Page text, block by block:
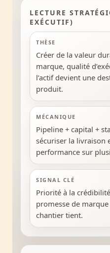
LECTURE
EXÉCUTIF)
THÈSE
Créer de la valeur
marque, qualité
l’actif devient une
produit.
MÉCANIQUE
Pipeline + capital +
sécuriser la livraison
performance sur
SIGNAL CLÉ
Priorité à la
promesse de
chantier tient.